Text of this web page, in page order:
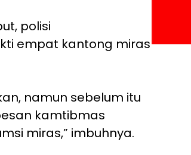
polisi
empat kantong miras
namun sebelum itu
kamtibmas
miras,” imbuhnya.